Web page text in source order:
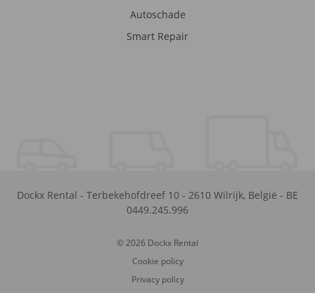
Autoschade
Smart Repair
Dockx Rental - Terbekehofdreef 10 - 2610 Wilrijk, België - BE
0449.245.996
© 2026 Dockx Rental
Cookie policy
Privacy policy